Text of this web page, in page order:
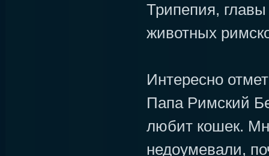
Трипепия,
животных
Интересно
Папа Римский
любит кошек.
недоумевали,